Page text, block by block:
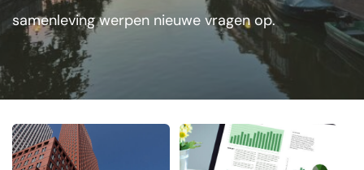
samenleving werpen nieuwe vragen op.